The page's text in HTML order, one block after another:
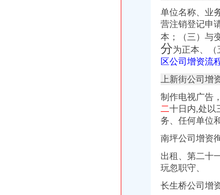
重庆柯言置业代理有限责任公司二手房子石店附近宾馆_重庆柯言置
招商银行--德豪润达（002005）关于2016年非公开发行股票申请文件
从茶园新区管委会到汽车运输公司北碚总站怎么走？坐什么车？_【
新能源电动汽车产业链企业集锦（重庆篇）_搜狐科技_搜狐网
重庆保安集团上市梦：王立计划融资十数亿元_行业动态_中华募股
重庆茶园新区吊车出租_重庆茶园新区吊车出租厂家批发-虎易网
2017井冈山经开区发展建设回眸———十大亮点刷出幸福感_中国吉安网
龙南经开区好教育实践活动“组合拳”-龙南,经开区-赣州频道
单位名称、业
营注销登记申
本；（三）与
分为正本、
区公司增资流
上新街公司增
制作电视广告
二十日内,处以
务、任何单位
南坪公司增资
出租、第二十
玩忽职守、
长生桥公司增